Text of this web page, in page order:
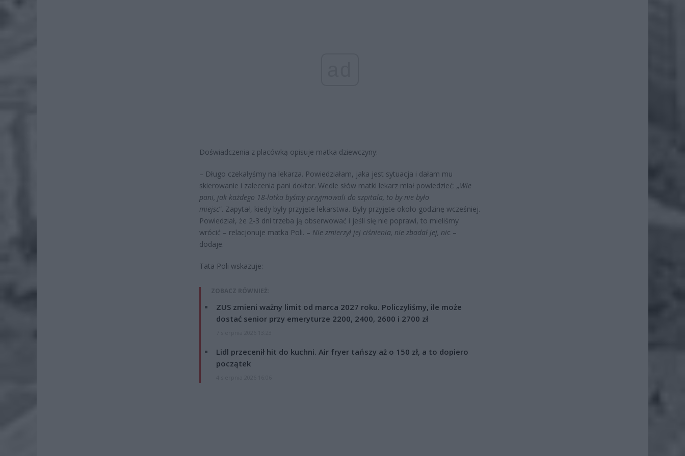
Doświadczenia z placówką opisuje matka dziewczyny:
– Długo czekałyśmy na lekarza. Powiedziałam, jaka jest sytuacja i dałam mu
skierowanie i zalecenia pani doktor. Wedle słów matki lekarz miał powiedzieć: „Wie
pani, jak każdego 18-latka byśmy przyjmowali do szpitala, to by nie było
miejsc”. Zapytał, kiedy były przyjęte lekarstwa. Były przyjęte około godzinę wcześniej.
Powiedział, że 2-3 dni trzeba ją obserwować i jeśli się nie poprawi, to mieliśmy
wrócić – relacjonuje matka Poli. – Nie zmierzył jej ciśnienia, nie zbadał jej, nic –
dodaje.
Tata Poli wskazuje:
ZOBACZ RÓWNIEŻ:
ZUS zmieni ważny limit od marca 2027 roku. Policzyliśmy, ile może
dostać senior przy emeryturze 2200, 2400, 2600 i 2700 zł
Lidl przecenił hit do kuchni. Air fryer tańszy aż o 150 zł, a to dopiero
początek